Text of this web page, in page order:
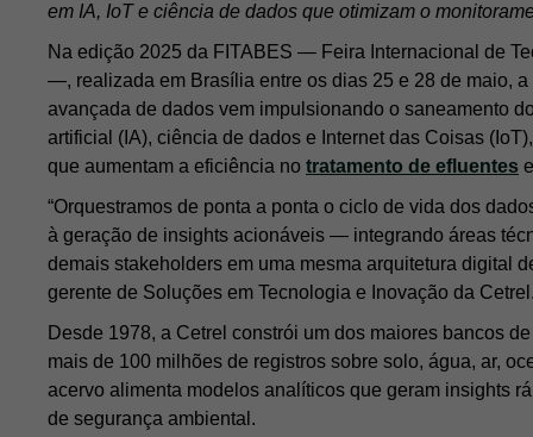
em IA, IoT e ciência de dados que otimizam o
Na edição 2025 da FITABES — Feira Internacional de
—, realizada em Brasília entre os dias 25 e 28 de maio,
avançada de dados vem impulsionando o saneamento
artificial (IA), ciência de dados e Internet das Coisas
que aumentam a eficiência no tratamento de efluentes
“Orquestramos de ponta a ponta o ciclo de vida dos
à geração de insights acionáveis — integrando áreas
demais stakeholders em uma mesma arquitetura digital
gerente de Soluções em Tecnologia e Inovação da
Desde 1978, a Cetrel constrói um dos maiores bancos
mais de 100 milhões de registros sobre solo, água, ar,
acervo alimenta modelos analíticos que geram insights
de segurança ambiental.